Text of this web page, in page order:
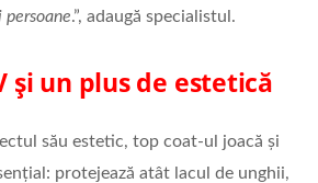
.”, adaugă specialistul.
și un plus de estetică
său estetic, top coat-ul joacă și
protejează atât lacul de unghii,